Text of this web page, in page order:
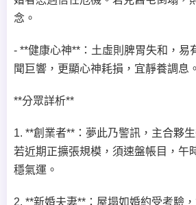
念。
- **健康心神**：土虛則脾胃失和，易
聞巨響，更顯心神耗損，宜靜養調息。
**分眾詳析**
1. **創業者**：夢此乃警訊，主合夥
若近期正擴張規模，須速盤帳目，午
穩氣運。
2. **新婚夫妻**：屋塌如婚約受考驗